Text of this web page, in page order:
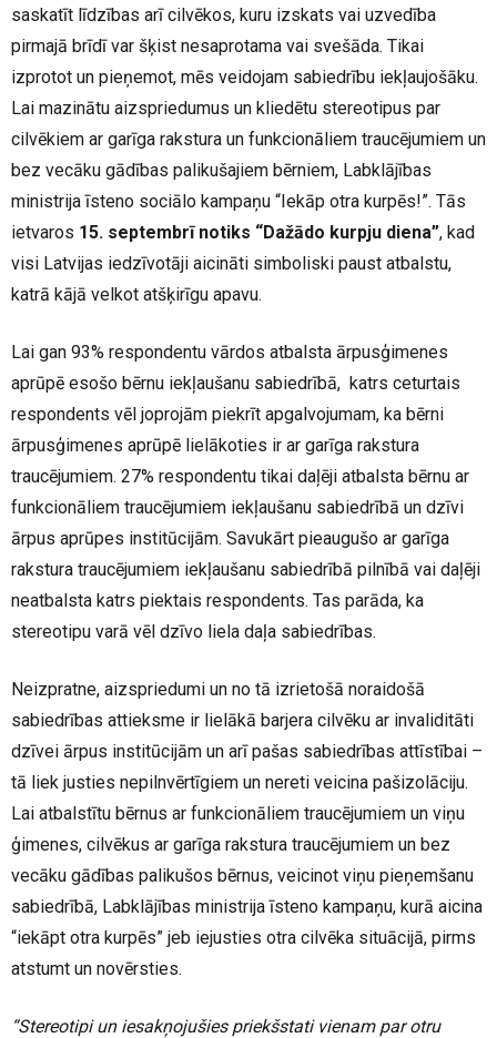
saskatīt līdzības arī cilvēkos, kuru izskats vai uzvedība
pirmajā brīdī var šķist nesaprotama vai svešāda. Tikai
izprotot un pieņemot, mēs veidojam sabiedrību iekļaujošāku.
Lai mazinātu aizspriedumus un kliedētu stereotipus par
cilvēkiem ar garīga rakstura un funkcionāliem traucējumiem un
bez vecāku gādības palikušajiem bērniem, Labklājības
ministrija īsteno sociālo kampaņu “Iekāp otra kurpēs!”. Tās
ietvaros 15. septembrī notiks “Dažādo kurpju diena”, kad
visi Latvijas iedzīvotāji aicināti simboliski paust atbalstu,
katrā kājā velkot atšķirīgu apavu.
Lai gan 93% respondentu vārdos atbalsta ārpusģimenes
aprūpē esošo bērnu iekļaušanu sabiedrībā, katrs ceturtais
respondents vēl joprojām piekrīt apgalvojumam, ka bērni
ārpusģimenes aprūpē lielākoties ir ar garīga rakstura
traucējumiem. 27% respondentu tikai daļēji atbalsta bērnu ar
funkcionāliem traucējumiem iekļaušanu sabiedrībā un dzīvi
ārpus aprūpes institūcijām. Savukārt pieaugušo ar garīga
rakstura traucējumiem iekļaušanu sabiedrībā pilnībā vai daļēji
neatbalsta katrs piektais respondents. Tas parāda, ka
stereotipu varā vēl dzīvo liela daļa sabiedrības.
Neizpratne, aizspriedumi un no tā izrietošā noraidošā
sabiedrības attieksme ir lielākā barjera cilvēku ar invaliditāti
dzīvei ārpus institūcijām un arī pašas sabiedrības attīstībai –
tā liek justies nepilnvērtīgiem un nereti veicina pašizolāciju.
Lai atbalstītu bērnus ar funkcionāliem traucējumiem un viņu
ģimenes, cilvēkus ar garīga rakstura traucējumiem un bez
vecāku gādības palikušos bērnus, veicinot viņu pieņemšanu
sabiedrībā, Labklājības ministrija īsteno kampaņu, kurā aicina
“iekāpt otra kurpēs” jeb iejusties otra cilvēka situācijā, pirms
atstumt un novērsties.
“Stereotipi un iesakņojušies priekšstati vienam par otru